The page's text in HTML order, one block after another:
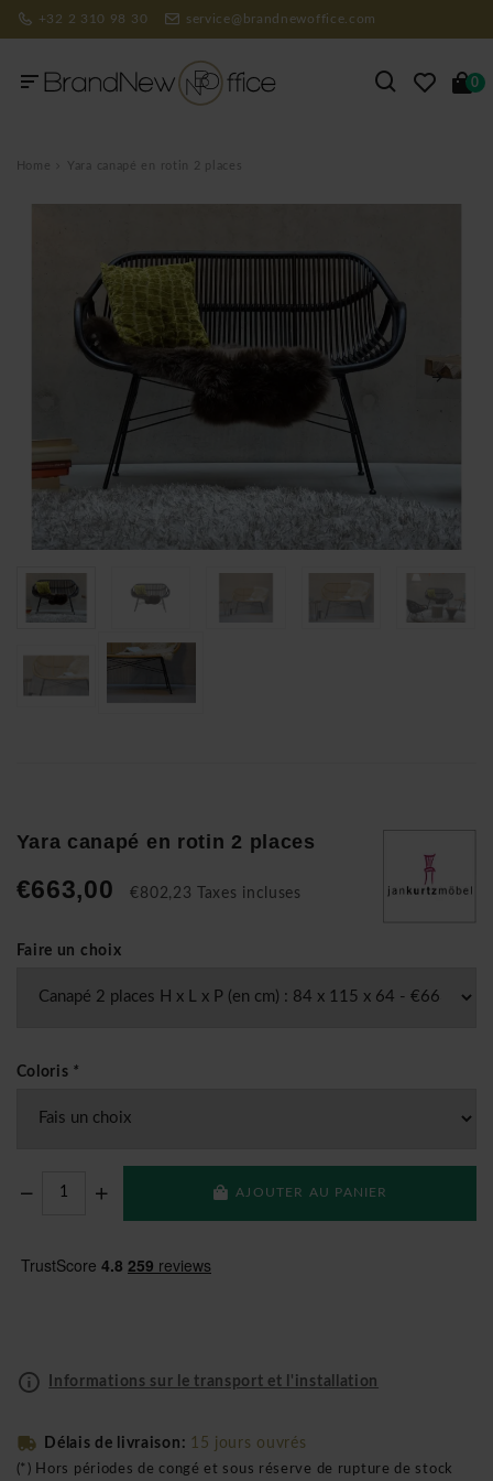
+32 2 310 98 30 service@brandnewoffice.com
0
Home Yara canapé en rotin 2 places
Yara canapé en rotin 2 places
€663,00 €802,23 Taxes incluses
Faire un choix
Coloris *
AJOUTER AU PANIER
Informations sur le transport et l'installation
Délais de livraison: 15 jours ouvrés
(*) Hors périodes de congé et sous réserve de rupture de stock